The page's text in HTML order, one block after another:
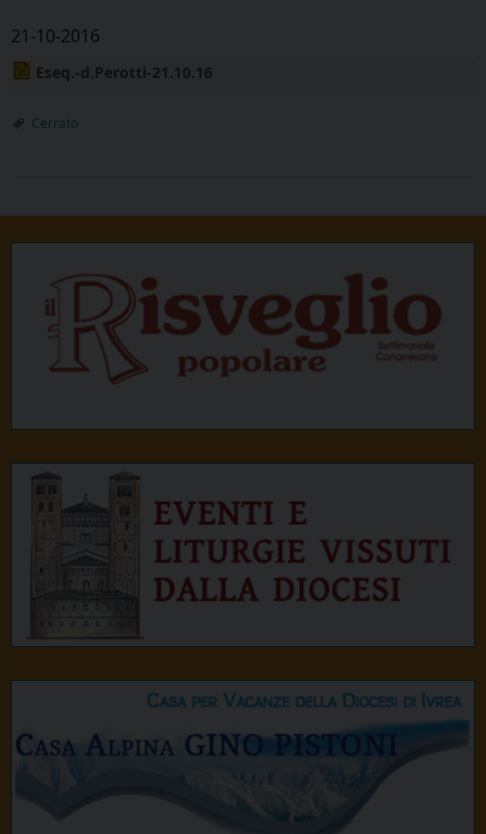
21-10-2016
Eseq.-d.Perotti-21.10.16
Cerrato